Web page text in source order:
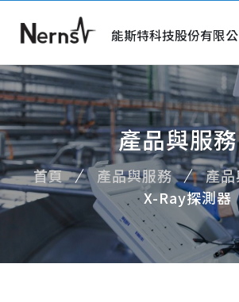
能斯特科技股份有限
產品與服務
首頁 產品與服務
產
X-Ray探測器